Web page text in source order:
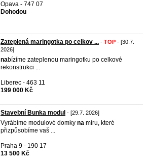
Opava - 747 07
Dohodou
Zateplená maringotka po celkov ... - TOP - [30.7.
2026]
nabízíme zateplenou maringotku po celkové
rekonstrukci ...
Liberec - 463 11
199 000 Kč
Stavební Bunka modul - [29.7. 2026]
Vyrábíme modulové domky na míru, které
přizpůsobíme vaš ...
Praha 9 - 190 17
13 500 Kč